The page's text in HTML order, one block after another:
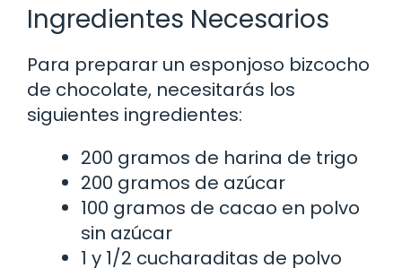
Ingredientes Necesarios
Para preparar un esponjoso bizcocho
de chocolate, necesitarás los
siguientes ingredientes:
200 gramos de harina de trigo
200 gramos de azúcar
100 gramos de cacao en polvo
sin azúcar
1 y 1/2 cucharaditas de polvo